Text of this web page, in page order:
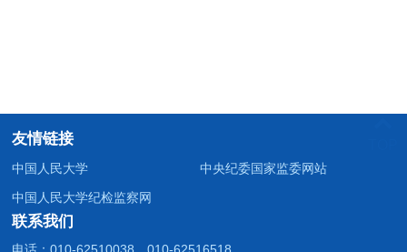
友情链接
中国人民大学
中央纪委国家监委网站
中国人民大学纪检监察网
联系我们